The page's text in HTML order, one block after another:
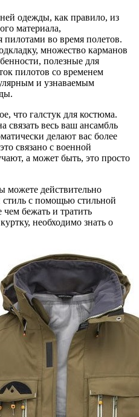
одежды, как правило, из
материала,
во время полетов.
множество карманов
полезные для
пилотов со временем
и узнаваемым
что галстук для костюма.
связать весь ваш ансамбль
делают вас более
связано с военной
а может быть, это просто
можете действительно
с помощью стильной
бежать и тратить
необходимо знать о